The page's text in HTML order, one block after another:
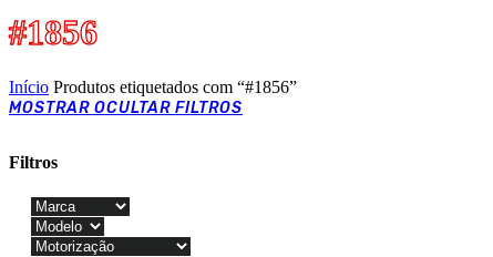
#1856
Início Produtos etiquetados com “#1856”
MOSTRAR OCULTAR FILTROS
Filtros
Close
Filters